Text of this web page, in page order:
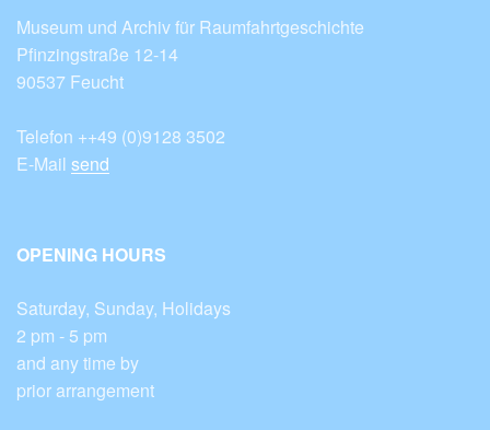
Museum und Archiv für Raumfahrtgeschichte
Pfinzingstraße 12-14
90537 Feucht
Telefon ++49 (0)9128 3502
E-Mail send
OPENING HOURS
Saturday, Sunday, Holidays
2 pm - 5 pm
and any time by
prior arrangement